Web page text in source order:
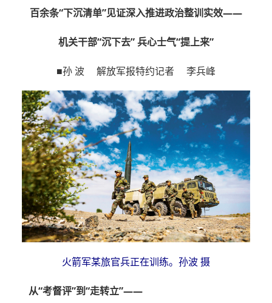
百余条“下沉清单”见证深入推进政治整训实效——
机关干部“沉下去” 兵心士气“提上来”
■孙 波 解放军报特约记者 李兵峰
火箭军某旅官兵正在训练。孙波 摄
从“考督评”到“走转立”——